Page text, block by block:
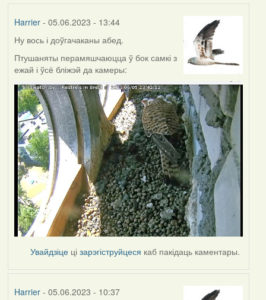
Harrier- 05.06.2023 - 13:44
Ну вось і доўгачаканы абед.
Птушаняты перамяшчаюцца ў бок самкі з
ежай і ўсё бліжэй да камеры:
Увайдзіце цізарэгіструйцеся каб пакідаць каментары.
Harrier- 05.06.2023 - 10:37